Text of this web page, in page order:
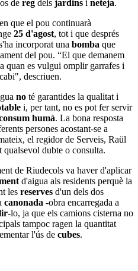
de reg dels jardins i neteja.
que el pou continuarà
25 d'agost, tot i que després
incorporat una bomba que
del pou. “El que demanem
quan es vulgui omplir garrafes i
descriuen.
no té garantides la qualitat i
i, per tant, no es pot fer servir
humà. La bona resposta
persones acostant-se a
el regidor de Serveis, Raül
qualsevol dubte o consulta.
de Riudecols va haver d'aplicar
d'aigua als residents perquè la
les reserves d'un dels dos
canonada -obra encarregada a
-lo, ja que els camions cisterna no
tampoc ragen la quantitat
l'ús de cubes.